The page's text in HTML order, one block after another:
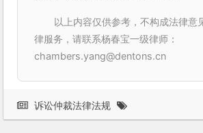
以上内容仅供参考，不构成法律意
律服务，请联系杨春宝一级律师：
chambers.yang@dentons.cn
诉讼仲裁法律法规